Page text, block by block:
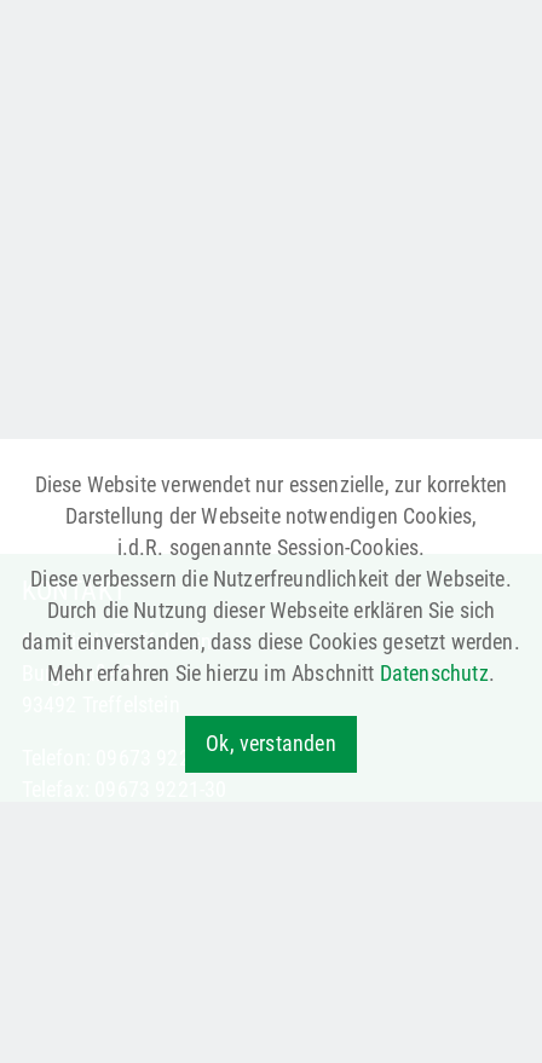
KONTAKT
Gemeinde Treffelstein
Burgstraße 3
Telefon: 09673 9221-0
Diese Website verwendet nur essenzielle, zur korrekten
Darstellung der Webseite notwendigen Cookies,
i.d.R. sogenannte Session-Cookies.
Diese verbessern die Nutzerfreundlichkeit der Webseite.
Durch die Nutzung dieser Webseite erklären Sie sich
damit einverstanden, dass diese Cookies gesetzt werden.
Mehr erfahren Sie hierzu im Abschnitt Datenschutz.
Ok, verstanden